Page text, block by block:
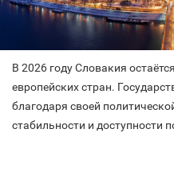
В 2026 году Словакия
европейских стран.
благодаря своей
стабильности и доступности